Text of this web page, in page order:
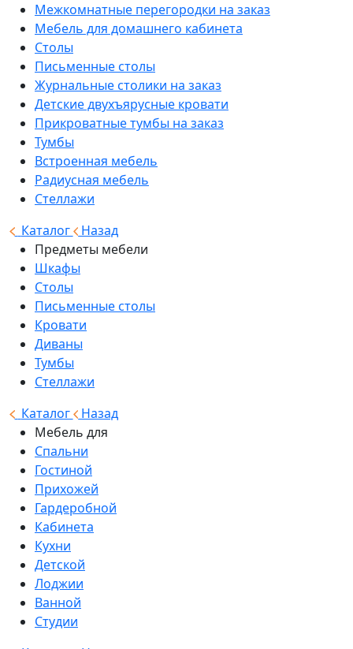
Межкомнатные перегородки на заказ
Мебель для домашнего кабинета
Столы
Письменные столы
Журнальные столики на заказ
Детские двухъярусные кровати
Прикроватные тумбы на заказ
Тумбы
Встроенная мебель
Радиусная мебель
Стеллажи
Каталог
Назад
Предметы мебели
Шкафы
Столы
Письменные столы
Кровати
Диваны
Тумбы
Стеллажи
Каталог
Назад
Мебель для
Спальни
Гостиной
Прихожей
Гардеробной
Кабинета
Кухни
Детской
Лоджии
Ванной
Студии